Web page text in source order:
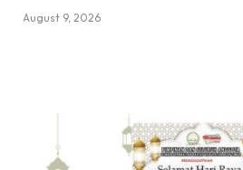
August 9, 2026